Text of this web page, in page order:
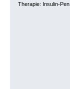
Therapie: Insulin-Pen